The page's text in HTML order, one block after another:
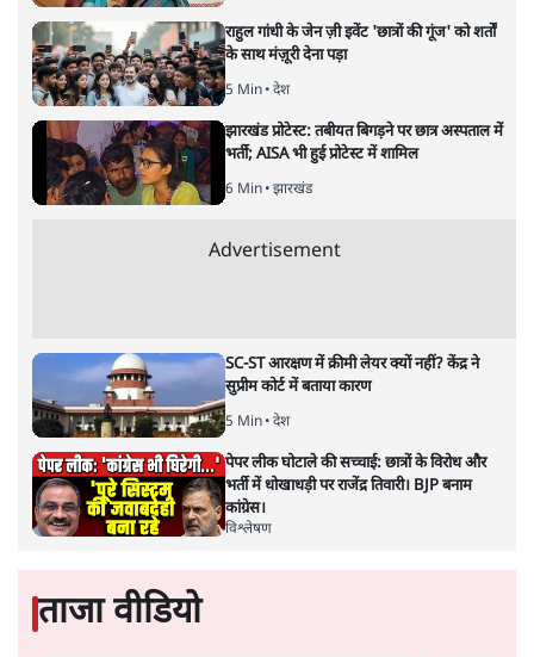
नीलूफ़र कोचकी और स्टोरी पढ़ें
ज़रूरी?
विचार| शीतल पी. सिंह| 28 JAN, 2026
शीतल पी. सिंह